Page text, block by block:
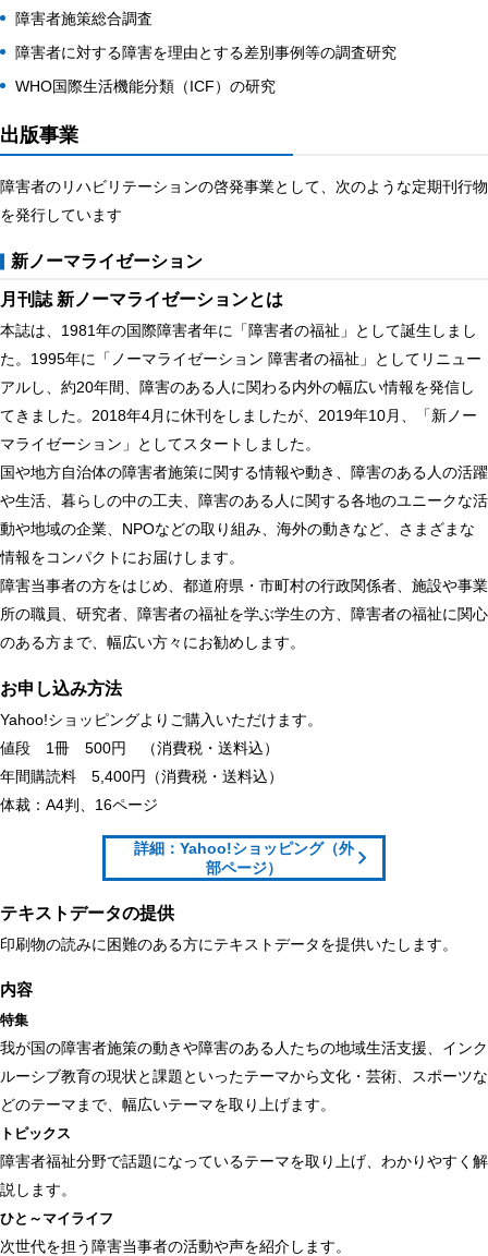
障害者施策総合調査
障害者に対する障害を理由とする差別事例等の調査研究
WHO国際生活機能分類（ICF）の研究
出版事業
障害者のリハビリテーションの啓発事業として、次のような定期刊行物
を発行しています
新ノーマライゼーション
月刊誌 新ノーマライゼーションとは
本誌は、1981年の国際障害者年に「障害者の福祉」として誕生しまし
た。1995年に「ノーマライゼーション 障害者の福祉」としてリニュー
アルし、約20年間、障害のある人に関わる内外の幅広い情報を発信し
てきました。2018年4月に休刊をしましたが、2019年10月、「新ノー
マライゼーション」としてスタートしました。
国や地方自治体の障害者施策に関する情報や動き、障害のある人の活躍
や生活、暮らしの中の工夫、障害のある人に関する各地のユニークな活
動や地域の企業、NPOなどの取り組み、海外の動きなど、さまざまな
情報をコンパクトにお届けします。
障害当事者の方をはじめ、都道府県・市町村の行政関係者、施設や事業
所の職員、研究者、障害者の福祉を学ぶ学生の方、障害者の福祉に関心
のある方まで、幅広い方々にお勧めします。
お申し込み方法
Yahoo!ショッピングよりご購入いただけます。
値段 1冊 500円 （消費税・送料込）
年間購読料 5,400円（消費税・送料込）
体裁：A4判、16ページ
詳細：Yahoo!ショッピング（外
部ページ）
テキストデータの提供
印刷物の読みに困難のある方にテキストデータを提供いたします。
内容
特集
我が国の障害者施策の動きや障害のある人たちの地域生活支援、インク
ルーシブ教育の現状と課題といったテーマから文化・芸術、スポーツな
どのテーマまで、幅広いテーマを取り上げます。
トピックス
障害者福祉分野で話題になっているテーマを取り上げ、わかりやすく解
説します。
ひと～マイライフ
次世代を担う障害当事者の活動や声を紹介します。